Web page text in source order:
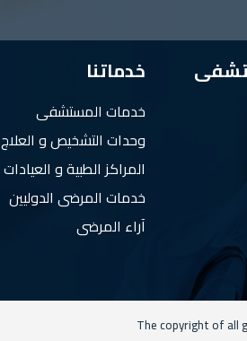
خدماتنا
خدمات المستشفى
وحدات التشخيص و العلاج
المراكز الطبية و العيادات
خدمات المرضى الدوليين
آراء المرضى
The copyright of all